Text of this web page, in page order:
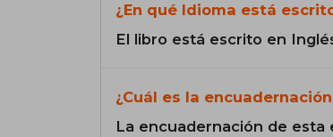
¿En qué Idioma está
El libro está escrito en
¿Cuál es la
La encuadernación de esta